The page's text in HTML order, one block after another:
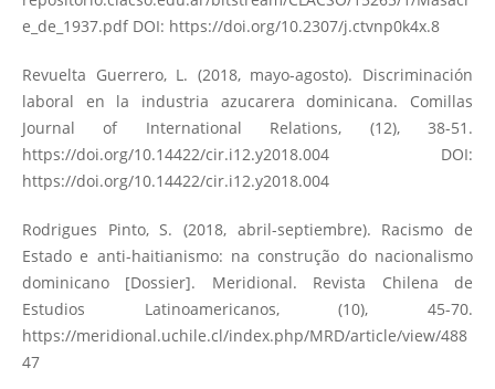
e_de_1937.pdfDOI: https://doi.org/10.2307/j.ctvnp0k4x.8
Revuelta Guerrero, L. (2018, mayo-agosto). Discriminación
laboral en la industria azucarera dominicana. Comillas
Journal of International Relations, (12), 38-51.
https://doi.org/10.14422/cir.i12.y2018.004DOI:
https://doi.org/10.14422/cir.i12.y2018.004
Rodrigues Pinto, S. (2018, abril-septiembre). Racismo de
Estado e anti-haitianismo: na construção do nacionalismo
dominicano [Dossier]. Meridional. Revista Chilena de
Estudios Latinoamericanos, (10), 45-70.
https://meridional.uchile.cl/index.php/MRD/article/view/488
47